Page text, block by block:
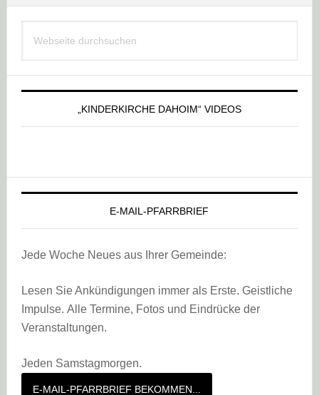
Haupt-
Sidebar
durchsuchen
„KINDERKIRCHE DAHOIM“ VIDEOS
E-MAIL-PFARRBRIEF
Jede Woche Neues aus Ihrer Gemeinde:
Lesen Sie Ankündigungen immer als Erste. Geistliche
Impulse. Alle Termine, Fotos und Eindrücke der
Veranstaltungen.
Jeden Samstagmorgen.
E-MAIL-PFARRBRIEF BEKOMMEN...